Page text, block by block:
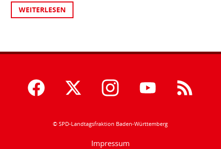
WEITERLESEN
© SPD-Landtagsfraktion Baden-Württemberg
Impressum